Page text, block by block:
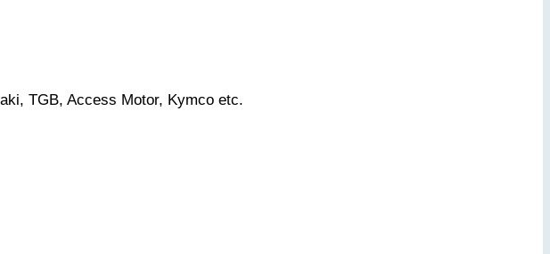
TGB, Access Motor, Kymco etc.